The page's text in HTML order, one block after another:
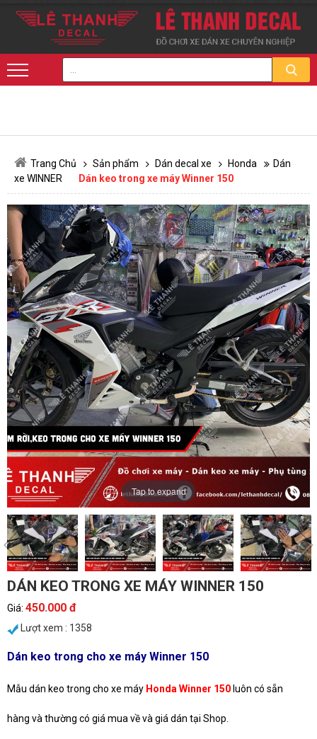
Trang Chủ Sản phẩm Dán decal xe Honda
Dán
xe WINNER
Dán keo trong xe máy Winner 150
Tap to expand
DÁN KEO TRONG XE MÁY WINNER 150
Giá: 450.000 đ
Lượt xem : 1358
Dán keo trong cho xe máy Winner 150
Mẫu dán keo trong cho xe máy Honda Winner 150 luôn có sẵn
hàng và thường có giá mua về và giá dán tại Shop.